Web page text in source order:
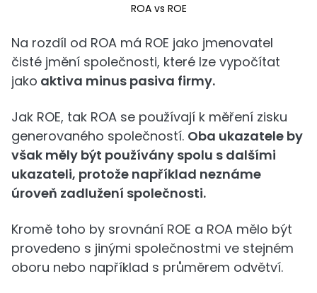
ROA vs ROE
Na rozdíl od ROA má ROE jako jmenovatel
čisté jmění společnosti, které lze vypočítat
jako aktiva minus pasiva firmy.
Jak ROE, tak ROA se používají k měření zisku
generovaného společností. Oba ukazatele by
však měly být používány spolu s dalšími
ukazateli, protože například neznáme
úroveň zadlužení společnosti.
Kromě toho by srovnání ROE a ROA mělo být
provedeno s jinými společnostmi ve stejném
oboru nebo například s průměrem odvětví.